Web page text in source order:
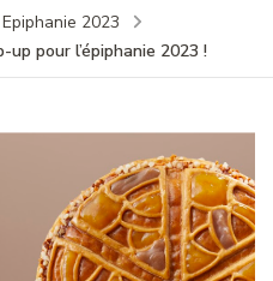
Epiphanie 2023
pour l’épiphanie 2023 !